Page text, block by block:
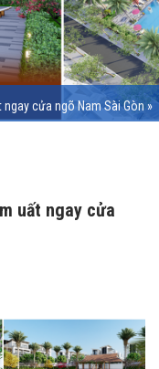
cửa ngõ Nam Sài Gòn »
uất ngay cửa